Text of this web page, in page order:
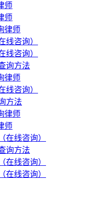
师
师
律师
线咨询）
线咨询）
询方法
律师
线咨询）
方法
律师
师
在线咨询）
询方法
在线咨询）
在线咨询）